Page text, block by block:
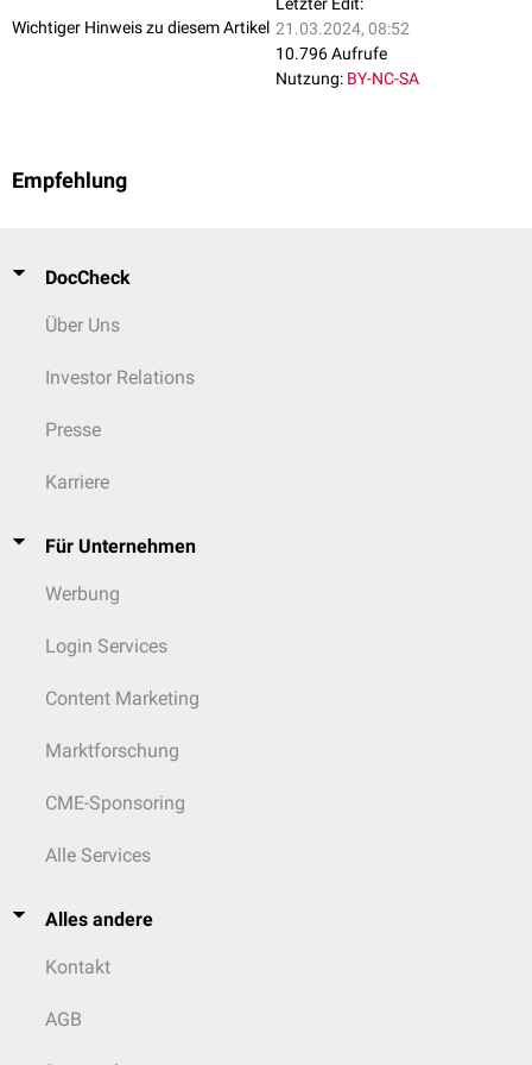
Wichtiger Hinweis zu diesem Artikel
Letzter Edit:
21.03.2024, 08:52
10.796 Aufrufe
Nutzung: BY-NC-SA
Empfehlung
DocCheck
Über Uns
Investor Relations
Presse
Karriere
Für Unternehmen
Werbung
Login Services
Content Marketing
Marktforschung
CME-Sponsoring
Alle Services
Alles andere
Kontakt
AGB